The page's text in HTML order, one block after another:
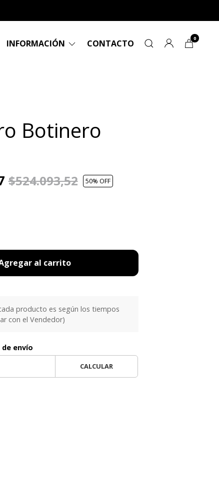
INFORMACIÓN CONTACTO 0
Botinero
$524.093,52 50% OFF
al carrito
producto es según los tiempos
con el Vendedor)
envío
CALCULAR